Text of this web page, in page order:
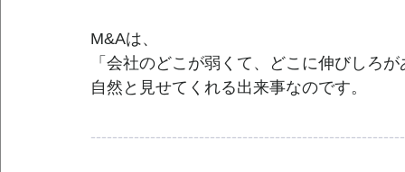
M&Aは、
「会社のどこが弱くて、どこに伸びしろ
自然と見せてくれる出来事なのです。